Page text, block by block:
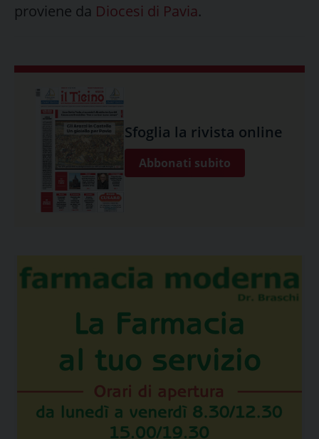
proviene da Diocesi di Pavia.
Sfoglia la rivista online
Abbonati subito